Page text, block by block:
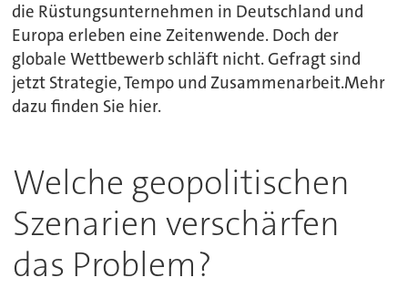
die Rüstungsunternehmen in Deutschland und
Europa erleben eine Zeitenwende. Doch der
globale Wettbewerb schläft nicht. Gefragt sind
jetzt Strategie, Tempo und Zusammenarbeit.Mehr
dazu finden Sie hier.
Welche geopolitischen
Szenarien verschärfen
das Problem?